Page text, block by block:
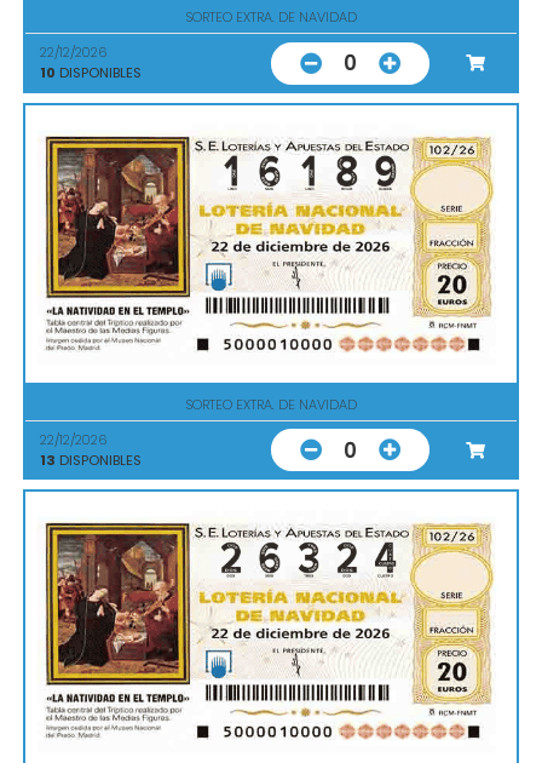
SORTEO EXTRA. DE NAVIDAD
22/12/2026
10 DISPONIBLES 0
SORTEO EXTRA. DE NAVIDAD
22/12/2026
13 DISPONIBLES 0